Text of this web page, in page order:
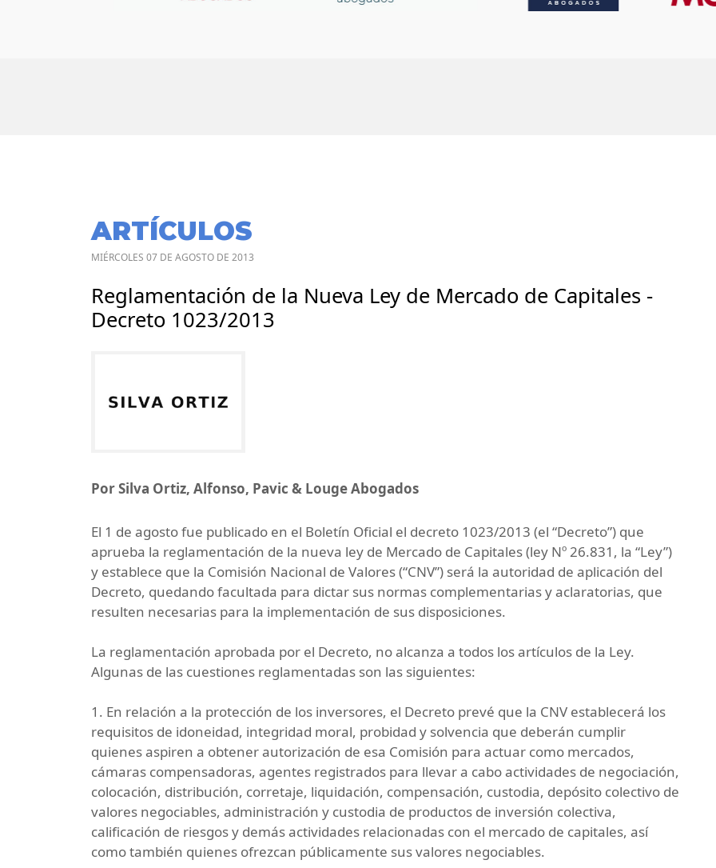
ARTÍCULOS
MIÉRCOLES 07 DE AGOSTO DE 2013
Reglamentación de la Nueva Ley de Mercado de Capitales -
Decreto 1023/2013
Por Silva Ortiz, Alfonso, Pavic & Louge Abogados
El 1 de agosto fue publicado en el Boletín Oficial el decreto 1023/2013 (el “Decreto”) que
aprueba la reglamentación de la nueva ley de Mercado de Capitales (ley Nº 26.831, la “Ley”)
y establece que la Comisión Nacional de Valores (“CNV”) será la autoridad de aplicación del
Decreto, quedando facultada para dictar sus normas complementarias y aclaratorias, que
resulten necesarias para la implementación de sus disposiciones.
La reglamentación aprobada por el Decreto, no alcanza a todos los artículos de la Ley.
Algunas de las cuestiones reglamentadas son las siguientes:
1. En relación a la protección de los inversores, el Decreto prevé que la CNV establecerá los
requisitos de idoneidad, integridad moral, probidad y solvencia que deberán cumplir
quienes aspiren a obtener autorización de esa Comisión para actuar como mercados,
cámaras compensadoras, agentes registrados para llevar a cabo actividades de negociación,
colocación, distribución, corretaje, liquidación, compensación, custodia, depósito colectivo de
valores negociables, administración y custodia de productos de inversión colectiva,
calificación de riesgos y demás actividades relacionadas con el mercado de capitales, así
como también quienes ofrezcan públicamente sus valores negociables.